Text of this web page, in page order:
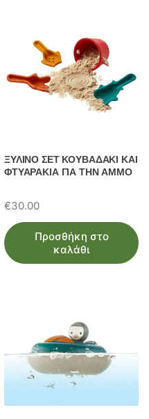
ΞΥΛΙΝΟ ΣΕΤ ΚΟΥΒΑΔΑΚΙ ΚΑΙ
ΦΤΥΑΡΑΚΙΑ ΓΙΑ ΤΗΝ ΑΜΜΟ
€30.00
Προσθήκη στο
καλάθι